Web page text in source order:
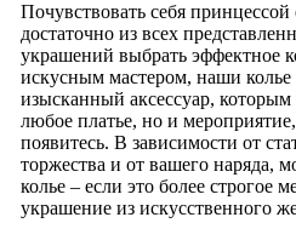
Почувствовать себя
достаточно из всех
украшений выбрать эффектное
искусным мастером, наши колье
изысканный аксессуар,
любое платье, но и
появитесь. В зависимости от
торжества и от вашего наряда,
колье – если это более строгое
украшение из искусственного